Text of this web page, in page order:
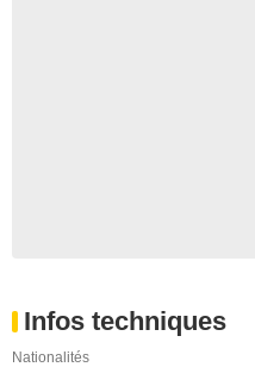
Infos techniques
Nationalités